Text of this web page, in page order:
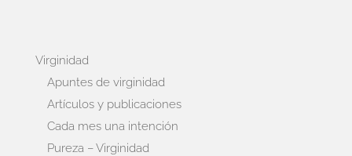
Virginidad
Apuntes de virginidad
Artículos y publicaciones
Cada mes una intención
Pureza – Virginidad